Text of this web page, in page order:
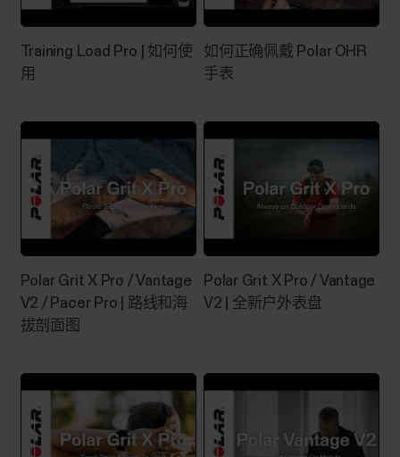
备中禁用 Polar Flow/Beat 应用的省电功能和所有后
一致。Polar 设备不会自动连接到手机，例如在保
存锻炼或超出手机 Bluetooth 范围后。一段时间后
据（活动、睡眠）同步。您的 GPS 连接功能出现
了问题（A370、Unite）。当使用 Polar Beat 和
Polar Flow 的训练记录功能时：应用突然被终止并
且训练未完整保存。GPS...
Sleep Plus Stages™ 睡眠追踪
目了然的数值 - 睡眠分数。睡眠分数显示与当前睡
眠科学定义的良好睡眠指标相比您的睡眠质量。将
睡眠分数的组成部分与您平常的水平进行比较，帮
Training Load Pro | 如何使
用‬‬‬
如何正确佩戴 Polar OHR
手表
Polar Grit X Pro / Vantage
V2 / Pacer Pro | 路线和海
拔剖面图
Polar Grit X Pro / Vantage
V2 | 全新户外表盘